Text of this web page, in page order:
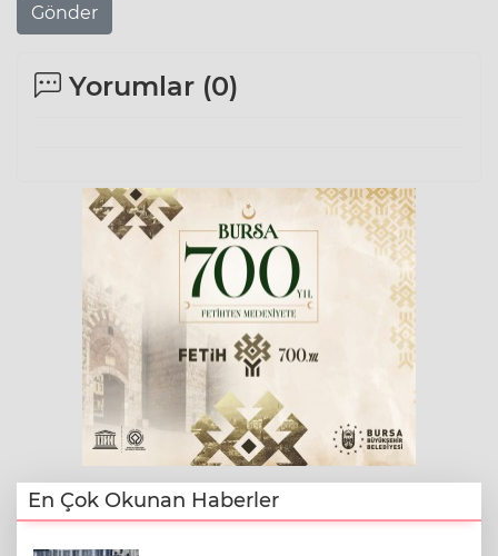
Gönder
Yorumlar (0)
En Çok Okunan Haberler